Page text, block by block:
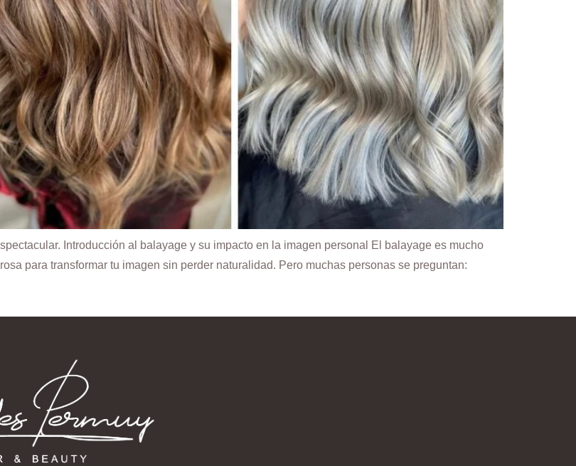
Introducción al balayage y su impacto en la imagen personal El balayage es mucho
para transformar tu imagen sin perder naturalidad. Pero muchas personas se preguntan: